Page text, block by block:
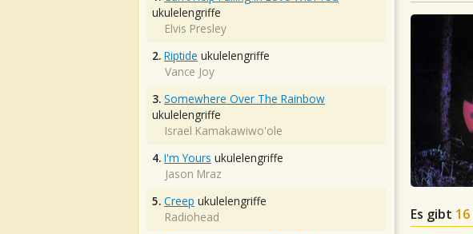
Es gibt 16
ukulelengriffe
Elvis Presley
2. Riptide ukulelengriffe
Vance Joy
3. Somewhere Over The Rainbow
ukulelengriffe
Israel Kamakawiwo'ole
4. I'm Yours ukulelengriffe
Jason Mraz
5. Creep ukulelengriffe
Radiohead